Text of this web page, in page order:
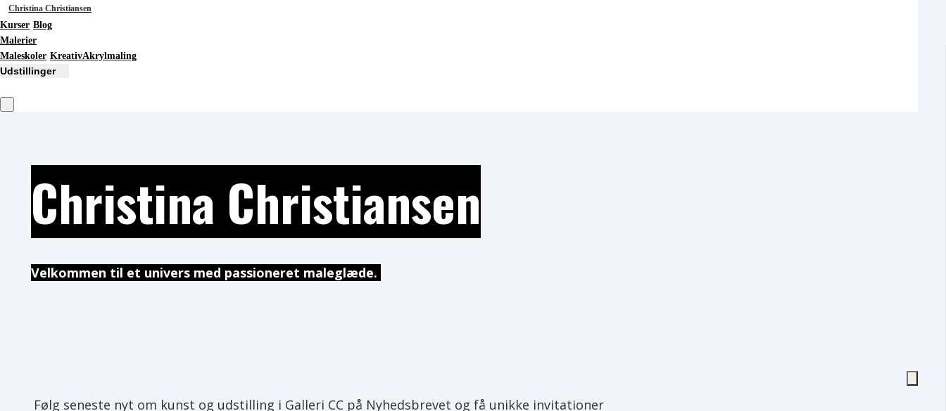
Christina Christiansen
Kurser Blog
Malerier
Maleskoler KreativAkrylmaling
Udstillinger
Christina Christiansen
Velkommen til et univers med passioneret maleglæde.
Følg seneste nyt om kunst og udstilling i Galleri CC på Nyhedsbrevet og få unikke invitationer